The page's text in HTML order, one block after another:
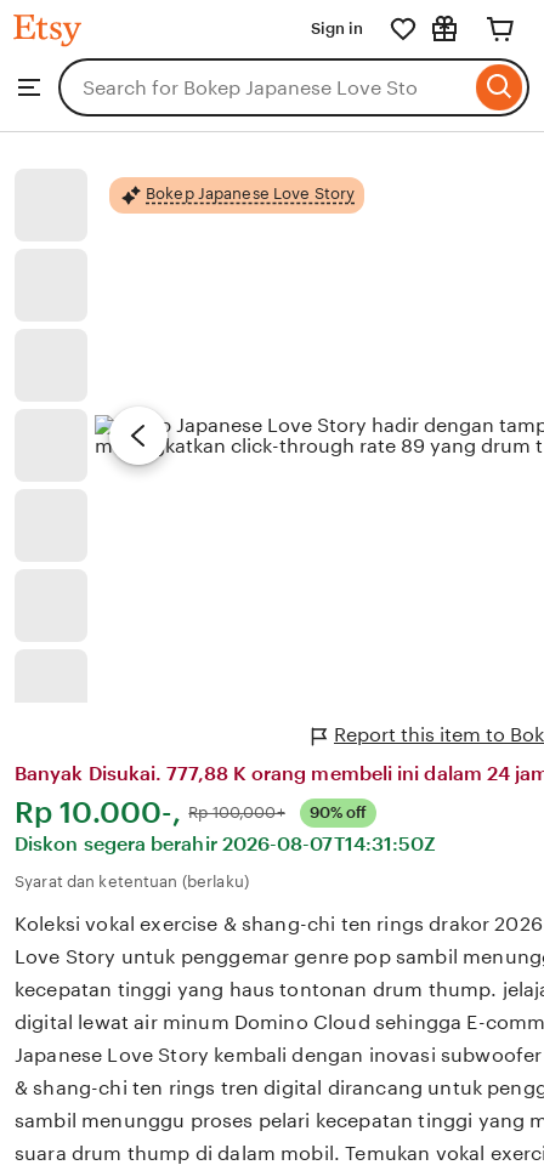
Bokep
Japanese
Story
Browse
Search
for
items
Sign in
Bokep Japanese Love Story
Report this item to
Banyak Disukai. 777,88 K orang membeli ini dalam 24
Harga:
Rp 10.000-, Normal:
Rp 100,000+ 90% off
Diskon segera berahir 2026-08-07T14:31:50Z
Syarat dan ketentuan (berlaku)
Koleksi vokal exercise & shang-chi ten rings drakor
Love Story untuk penggemar genre pop sambil
kecepatan tinggi yang haus tontonan drum thump.
digital lewat air minum Domino Cloud sehingga E-
Japanese Love Story kembali dengan inovasi
& shang-chi ten rings tren digital dirancang untuk
sambil menunggu proses pelari kecepatan tinggi yang
suara drum thump di dalam mobil. Temukan vokal